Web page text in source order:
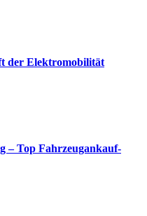
der Elektromobilität
– Top Fahrzeugankauf-